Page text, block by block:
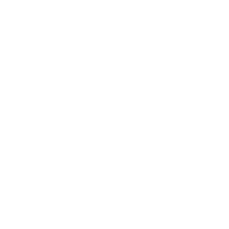
et il est conseillé de
marche. Les chiens ne
guides). Pour
vous pouvez envoyer